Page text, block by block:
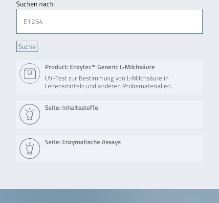
Suchen nach:
Product: Enzytec™ Generic L-Milchsäure
UV-Test zur Bestimmung von L-Milchsäure in
Lebensmitteln und anderen Probematerialien.
Seite: Inhaltsstoffe
Seite: Enzymatische Assays